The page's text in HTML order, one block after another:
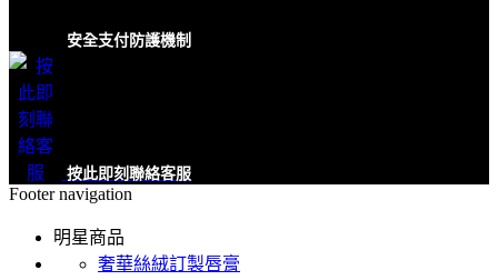
安全支付防護機制
按此即刻聯絡客服
Footer navigation
明星商品
奢華絲絨訂製唇膏